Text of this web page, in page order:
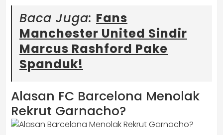
Baca Juga: Fans
Manchester United Sindir
Marcus Rashford Pake
Spanduk!
Alasan FC Barcelona Menolak
Rekrut Garnacho?